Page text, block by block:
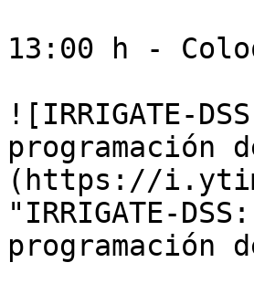
13:00 h -
![IRRIGATE-
programación
(https://
"IRRIGATE-
programación